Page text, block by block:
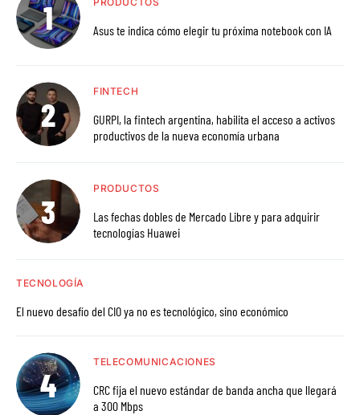
Asus te indica cómo elegir tu próxima notebook con IA
FINTECH
GURPI, la fintech argentina, habilita el acceso a activos
productivos de la nueva economía urbana
PRODUCTOS
Las fechas dobles de Mercado Libre y para adquirir
tecnologías Huawei
TECNOLOGÍA
El nuevo desafío del CIO ya no es tecnológico, sino económico
TELECOMUNICACIONES
CRC fija el nuevo estándar de banda ancha que llegará
a 300 Mbps